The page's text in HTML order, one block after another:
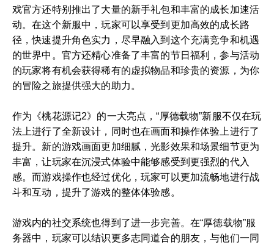
戏官方还特别推出了大量的新手礼包和丰富的成长加速活
动。在这个新服中，玩家可以享受到更加高效的成长路
径，快速提升角色实力，尽早融入到这个充满竞争和机遇
的世界中。官方还精心准备了丰富的节日福利，参与活动
的玩家将有机会获得稀有的虚拟物品和珍贵的资源，为你
的冒险之旅提供强大的助力。
作为《桃花源记2》的一大亮点，“厚德载物”新服不仅在玩
法上进行了全新设计，同时也在画面和操作体验上进行了
提升。新的游戏画面更加细腻，光影效果和场景细节更为
丰富，让玩家在沉浸式体验中能够感受到更强烈的代入
感。而游戏操作也经过优化，玩家可以更加流畅地进行战
斗和互动，提升了游戏的整体体验感。
游戏内的社交系统也得到了进一步完善。在“厚德载物”服
务器中，玩家可以结识更多志同道合的朋友，与他们一同